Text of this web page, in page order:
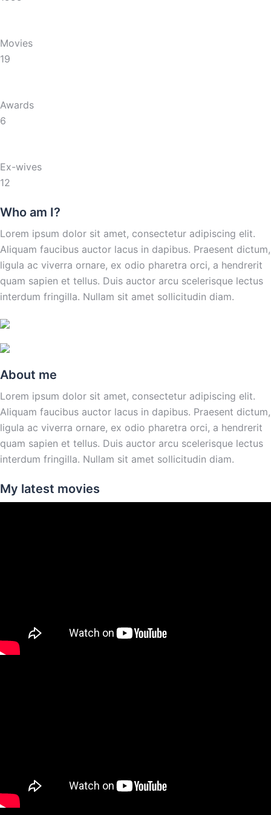
Movies
19
Awards
6
Ex-wives
12
Who am I?
Lorem ipsum dolor sit amet, consectetur adipiscing elit.
Aliquam faucibus auctor lacus in dapibus. Praesent dictum,
ligula ac viverra ornare, ex odio pharetra orci, a hendrerit
quam sapien et tellus. Duis auctor arcu scelerisque lectus
interdum fringilla. Nullam sit amet sollicitudin diam.
About me
Lorem ipsum dolor sit amet, consectetur adipiscing elit.
Aliquam faucibus auctor lacus in dapibus. Praesent dictum,
ligula ac viverra ornare, ex odio pharetra orci, a hendrerit
quam sapien et tellus. Duis auctor arcu scelerisque lectus
interdum fringilla. Nullam sit amet sollicitudin diam.
My latest movies